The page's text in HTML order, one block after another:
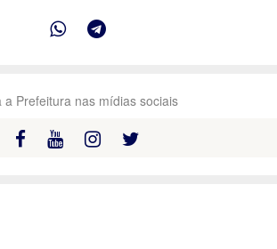
a Prefeitura nas mídias sociais